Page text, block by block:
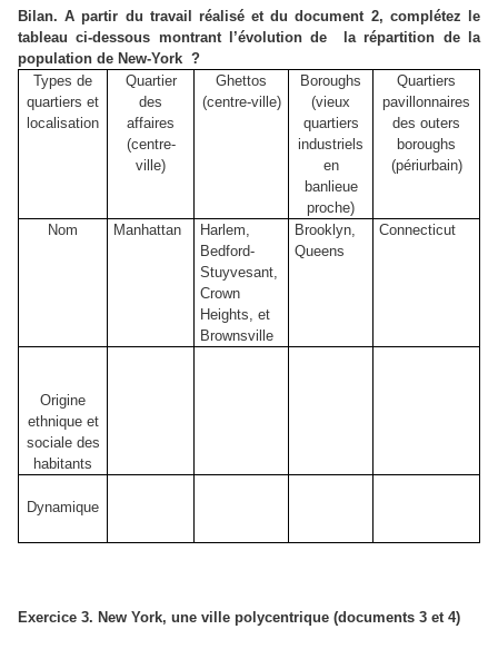
Bilan. A partir du travail réalisé et du document 2, complétez le
tableau ci-dessous montrant l’évolution de
la répartition de la
population de New-York ?
Types de
quartiers et
localisation
Quartier
des
affaires
(centre-
ville)
Ghettos
(centre-ville)
Boroughs
(vieux
quartiers
industriels
en
banlieue
proche)
Quartiers
pavillonnaires
des outers
boroughs
(périurbain)
Nom Manhattan
Harlem,
Bedford-
Stuyvesant,
Crown
Heights, et
Brownsville
Brooklyn,
Queens
Connecticut
Origine
ethnique et
sociale des
habitants
Dynamique
Exercice 3. New York, une ville polycentrique (documents 3 et 4)